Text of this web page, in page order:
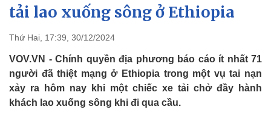
Đảng
Tổ chức nhân sự
Nhận diện sự thật
Tin 24h
Dự báo thời tiết
Việc làm
Biển đảo
tải lao xuống sông ở Ethiopia
Thứ Hai, 17:39, 30/12/2024
VOV.VN - Chính quyền địa phương báo cáo ít nhất 71
người đã thiệt mạng ở Ethiopia trong một vụ tai nạn
xảy ra hôm nay khi một chiếc xe tải chở đầy hành
khách lao xuống sông khi đi qua cầu.